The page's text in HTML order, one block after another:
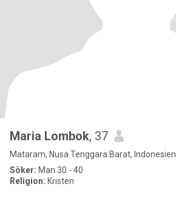
Maria Lombok, 37
Mataram, Nusa Tenggara Barat, Indonesien
Söker: Man 30 - 40
Religion: Kristen